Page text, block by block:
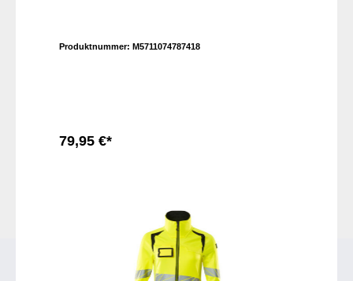
Produktnummer: M5711074787418
79,95 €*